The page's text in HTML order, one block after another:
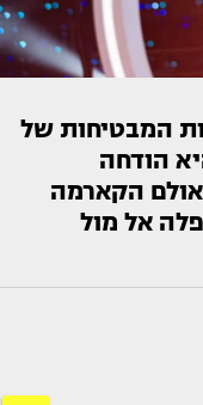
המבטיחות של
הודחה
הקארמה
אל מול